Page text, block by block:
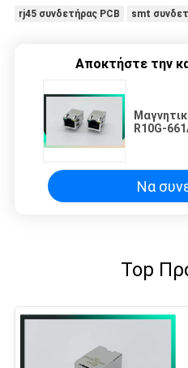
rj45 συνδετήρας PCB smt
Αποκτήστε την
R10G-
Να
Top